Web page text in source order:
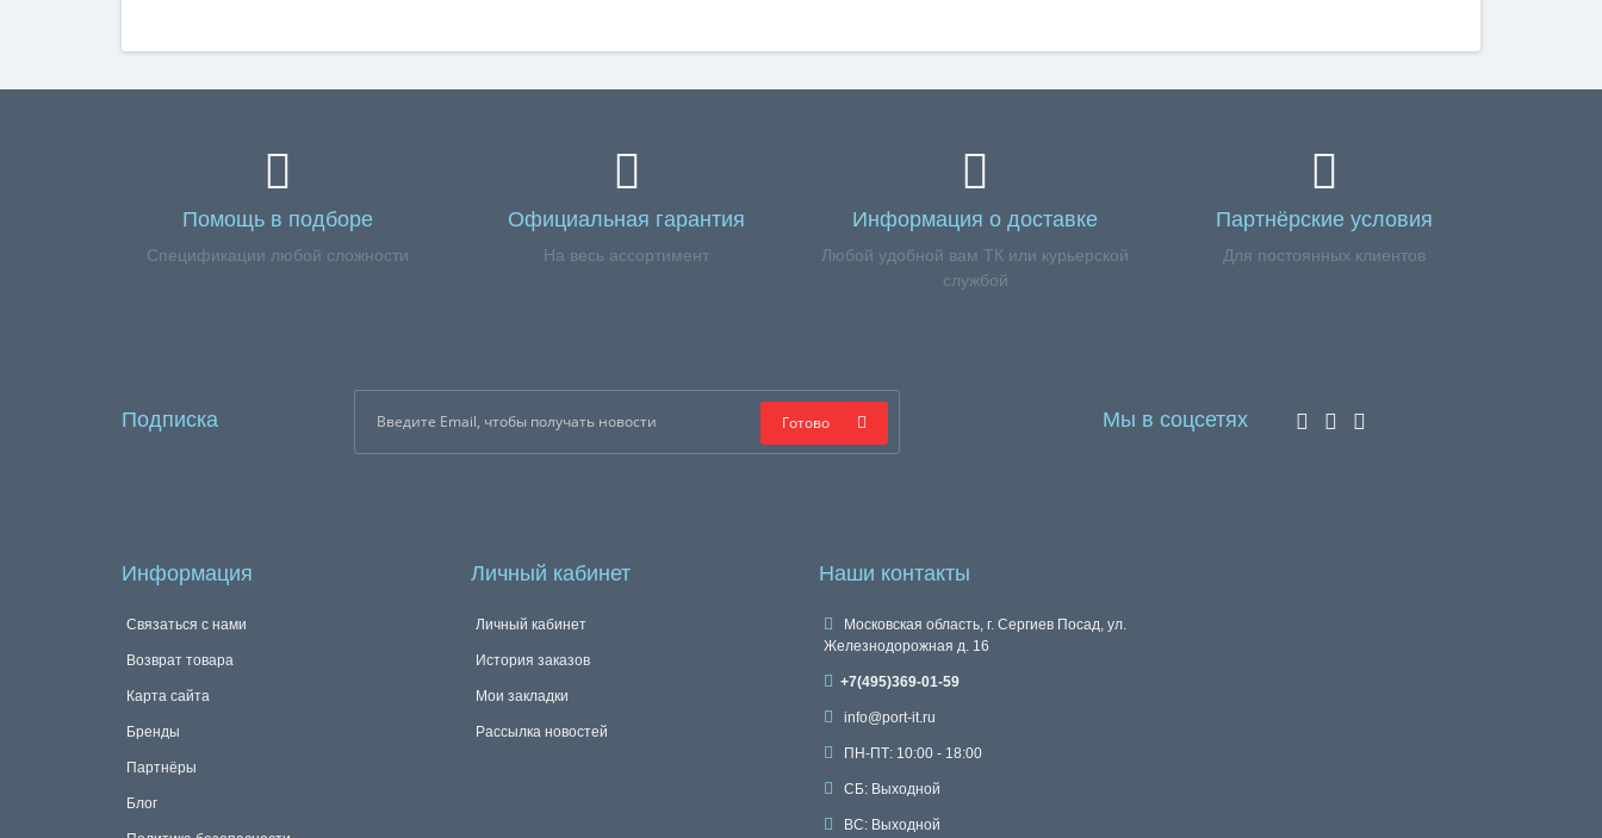
Помощь в подборе
Спецификации любой сложности
Официальная гарантия
На весь ассортимент
Информация о доставке
Любой удобной вам ТК или курьерской
службой
Партнёрские условия
Для постоянных клиентов
Подписка Готово Мы в соцсетях
Информация
Связаться с нами
Возврат товара
Карта сайта
Бренды
Партнёры
Блог
Личный кабинет
Личный кабинет
История заказов
Мои закладки
Рассылка новостей
Наши контакты
Московская область, г. Сергиев Посад, ул.
Железнодорожная д. 16
+7(495)369-01-59
info@port-it.ru
ПН-ПТ: 10:00 - 18:00
СБ: Выходной
ВС: Выходной